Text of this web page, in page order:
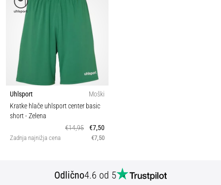
Uhlsport
Moški
Kratke hlače uhlsport center basic
short- Zelena
€14,95
€7,50
Zadnja najnižja cena €7,50
Odlično4.6 od 5